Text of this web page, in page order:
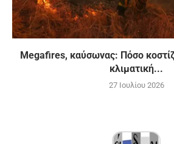
Megafires, καύσωνας: Πόσο
κλιματική...
27 Ιουλίου 2026